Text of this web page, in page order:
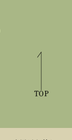
TOP